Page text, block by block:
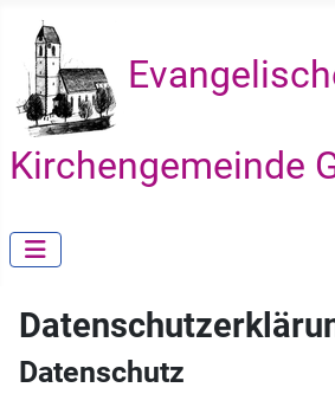
Kirchengemeinde
Datenschutz